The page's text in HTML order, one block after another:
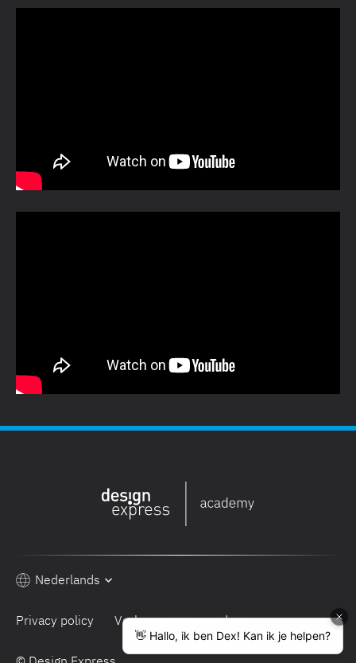
Privacy policy Verkoopsvoorwaarden
Nederlands